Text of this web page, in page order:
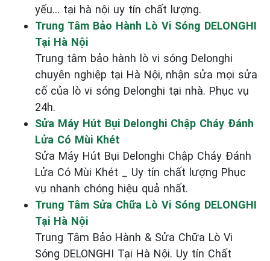
yếu... tại hà nội uy tín chất lượng.
Trung Tâm Bảo Hành Lò Vi Sóng DELONGHI
Tại Hà Nội
Trung tâm bảo hành lò vi sóng Delonghi
chuyên nghiệp tại Hà Nội, nhận sửa mọi sửa
cố của lò vi sóng Delonghi tại nhà. Phục vụ
24h.
Sửa Máy Hút Bụi Delonghi Chập Cháy Đánh
Lửa Có Mùi Khét
Sửa Máy Hút Bụi Delonghi Chập Cháy Đánh
Lửa Có Mùi Khét _ Uy tín chất lượng Phục
vụ nhanh chóng hiệu quả nhất.
Trung Tâm Sửa Chữa Lò Vi Sóng DELONGHI
Tại Hà Nội
Trung Tâm Bảo Hành & Sửa Chữa Lò Vi
Sóng DELONGHI Tại Hà Nội. Uy tín Chất